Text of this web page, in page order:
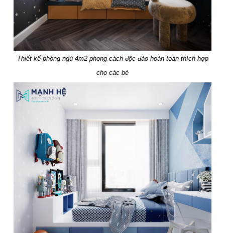
Thiết kế phòng ngủ 4m2 phong cách độc đáo hoàn toàn thích hợp
cho các bé